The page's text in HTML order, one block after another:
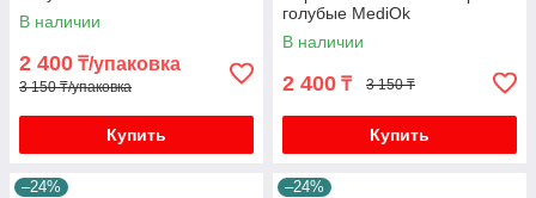
В наличии
2 400 ₸/упаковка
3 150 ₸/упаковка
Купить
голубые MediOk
В наличии
2 400 ₸ 3 150 ₸
Купить
–24% –24%